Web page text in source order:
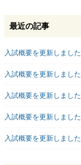
最近の記事
入試概要を更新しました
入試概要を更新しました
入試概要を更新しました
入試概要を更新しました
入試概要を更新しました